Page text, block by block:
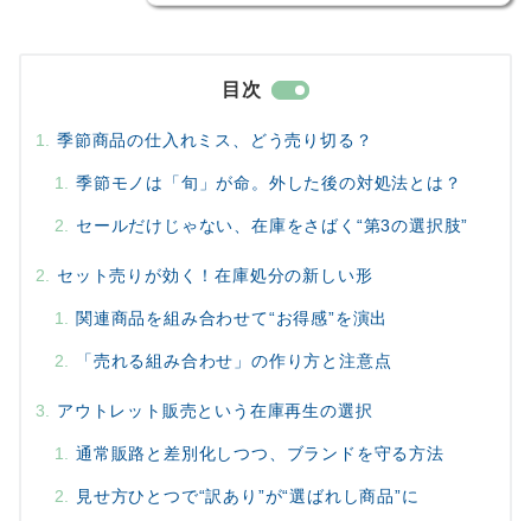
目次
季節商品の仕入れミス、どう売り切る？
季節モノは「旬」が命。外した後の対処法とは？
セールだけじゃない、在庫をさばく“第3の選択肢”
セット売りが効く！在庫処分の新しい形
関連商品を組み合わせて“お得感”を演出
「売れる組み合わせ」の作り方と注意点
アウトレット販売という在庫再生の選択
通常販路と差別化しつつ、ブランドを守る方法
見せ方ひとつで“訳あり”が“選ばれし商品”に